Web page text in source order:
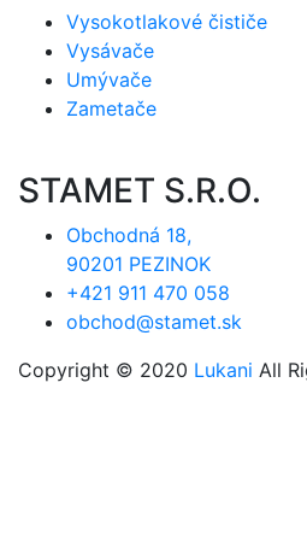
Vysokotlakové čističe
Vysávače
Umývače
Zametače
STAMET S.R.O.
Obchodná 18,
90201 PEZINOK
+421 911 470 058
obchod@stamet.sk
Copyright © 2020 Lukani All